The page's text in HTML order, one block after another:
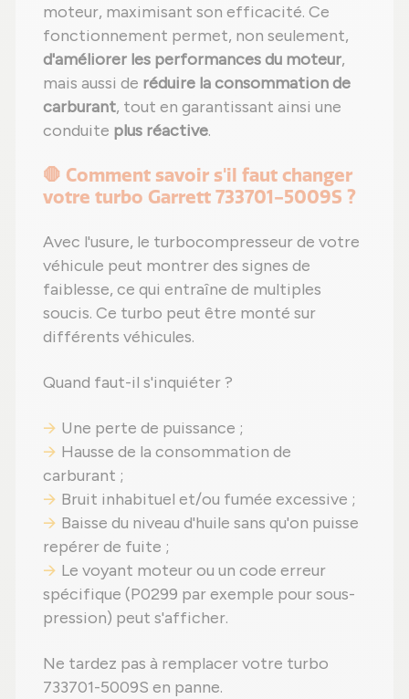
moteur, maximisant son efficacité. Ce
fonctionnement permet, non seulement,
d'améliorer les performances du moteur,
mais aussi de réduire la consommation de
carburant, tout en garantissant ainsi une
conduite plus réactive.
🛑 Comment savoir s'il faut changer
votre turbo Garrett 733701-5009S ?
Avec l'usure, le turbocompresseur de votre
véhicule peut montrer des signes de
faiblesse, ce qui entraîne de multiples
soucis. Ce turbo peut être monté sur
différents véhicules.
Quand faut-il s'inquiéter ?
Une perte de puissance ;
Hausse de la consommation de
carburant ;
Bruit inhabituel et/ou fumée excessive ;
Baisse du niveau d'huile sans qu'on puisse
repérer de fuite ;
Le voyant moteur ou un code erreur
spécifique (P0299 par exemple pour sous-
pression) peut s'afficher.
Ne tardez pas à remplacer votre turbo
733701-5009S en panne.